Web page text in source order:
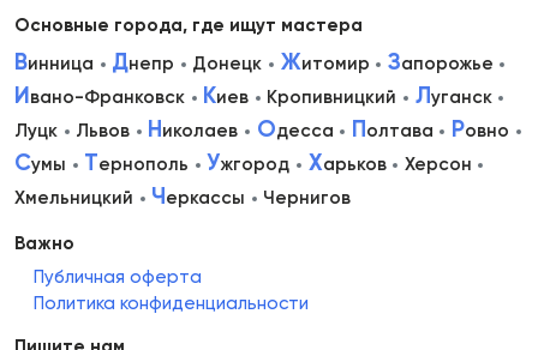
Основные города, где ищут мастера
Винница Днепр Донецк Житомир Запорожье
Ивано-Франковск Киев Кропивницкий Луганск
Луцк
Львов Николаев Одесса Полтава Ровно
Сумы Тернополь Ужгород Харьков
Херсон
Хмельницкий
Черкассы Чернигов
Важно
Публичная оферта
Политика конфиденциальности